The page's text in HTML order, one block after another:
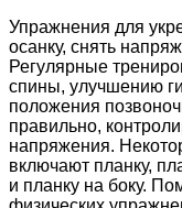
Упражнения для
осанку, снять
Регулярные
спины, улучшению
положения
правильно,
напряжения.
включают планку,
и планку на боку.